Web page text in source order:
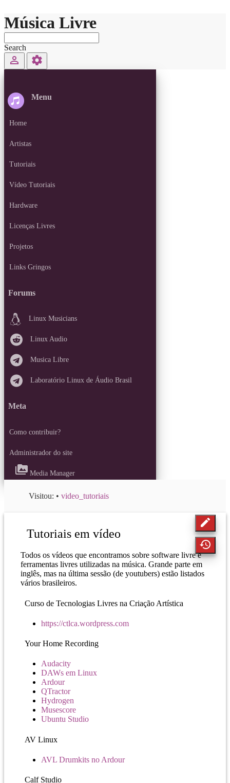
Música Livre
Search
perm_identity settings
Menu
Home
Artistas
Tutoriais
Vídeo Tutoriais
Hardware
Licenças Livres
Projetos
Links Gringos
Forums
Linux Musicians
Linux Audio
Musica Libre
Laboratório Linux de Áudio Brasil
Meta
Como contribuir?
Administrador do site
perm_media Media Manager
Visitou: • video_tutoriais
edit
history
Tutoriais em vídeo
Todos os vídeos que encontramos sobre software livre e
ferramentas livres utilizadas na música. Grande parte em
inglês, mas na última sessão (de youtubers) estão listados
vários brasileiros.
Curso de Tecnologias Livres na Criação Artística
https://ctlca.wordpress.com
Your Home Recording
Audacity
DAWs em Linux
Ardour
QTractor
Hydrogen
Musescore
Ubuntu Studio
AV Linux
AVL Drumkits no Ardour
Calf Studio